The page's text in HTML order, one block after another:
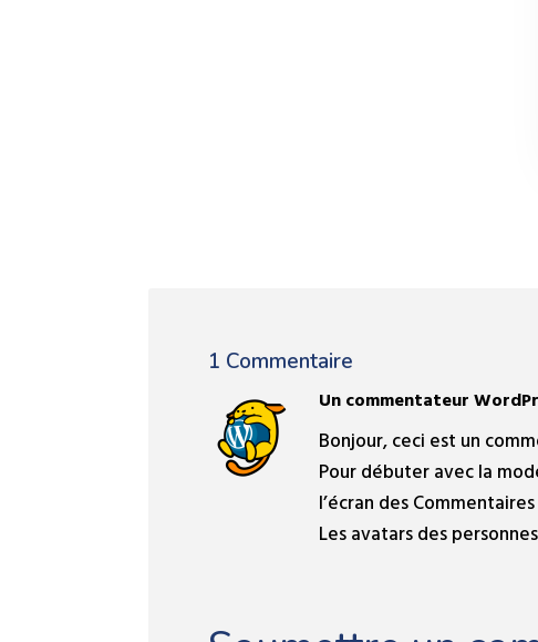
1 Commentaire
Un commentateur
Bonjour, ceci est un
Pour débuter avec la
l’écran des
Les avatars des